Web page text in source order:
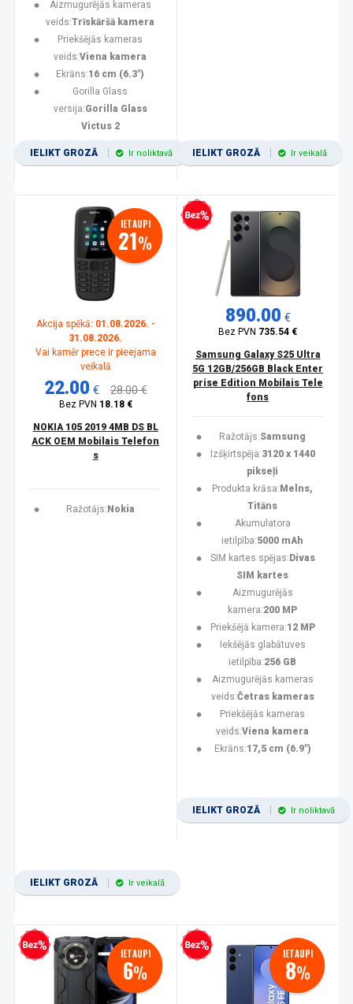
Aizmugurējās kameras
veids:Trīskāršā kamera
Priekšējās kameras
veids:Viena kamera
Ekrāns:16 cm (6.3")
Gorilla Glass
versija:Gorilla Glass
Victus 2
IELIKT GROZĀ Ir noliktavā IELIKT GROZĀ Ir veikalā
IETAUPI
21%
Akcija spēkā: 01.08.2026. -
31.08.2026.
Vai kamēr prece ir pieejama
veikalā
22.00 € 28.00 €
Bez PVN 18.18 €
NOKIA 105 2019 4MB DS BL
ACK OEM Mobilais Telefon
s
Ražotājs: Nokia
IELIKT GROZĀ Ir veikalā
Bezprocentu kredīts
890.00 €
Bez PVN 735.54 €
Samsung Galaxy S25 Ultra
5G 12GB/256GB Black Enter
prise Edition Mobilais Tele
fons
Ražotājs:Samsung
Izšķirtspēja:3120 x 1440
pikseļi
Produkta krāsa: Melns,
Titāns
Akumulatora
ietilpība:5000 mAh
SIM kartes spējas: Divas
SIM kartes
Aizmugurējās
kamera:200 MP
Priekšējā kamera:12 MP
Iekšējās glabātuves
ietilpība:256 GB
Aizmugurējās kameras
veids:Četras kameras
Priekšējās kameras
veids:Viena kamera
Ekrāns:17,5 cm (6.9")
IELIKT GROZĀ Ir noliktavā
kredīts IETAUPI
6%
Bezprocentu kredīts IETAUPI
8%